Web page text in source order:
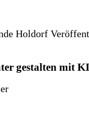
Holdorf
gestalten mit KI